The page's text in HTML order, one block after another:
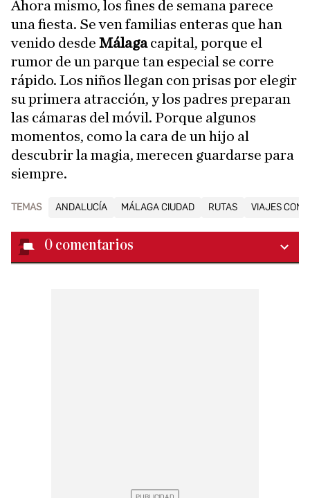
Ahora mismo, los fines de semana parece
una fiesta. Se ven familias enteras que han
venido desde Málagacapital, porque el
rumor de un parque tan especial se corre
rápido. Los niños llegan con prisas por elegir
su primera atracción, y los padres preparan
las cámaras del móvil. Porque algunos
momentos, como la cara de un hijo al
descubrir la magia, merecen guardarse para
siempre.
TEMAS ANDALUCÍA MÁLAGA CIUDAD RUTAS VIAJES CON
0 comentarios